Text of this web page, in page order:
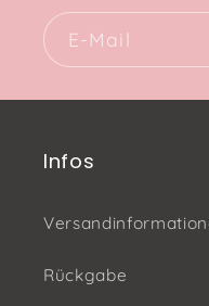
E-Mail
Infos
Rückgabe